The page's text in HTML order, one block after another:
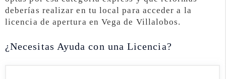
deberías realizar en tu local para acceder a la
licencia de apertura en Vega de Villalobos.
¿Necesitas Ayuda con una Licencia?